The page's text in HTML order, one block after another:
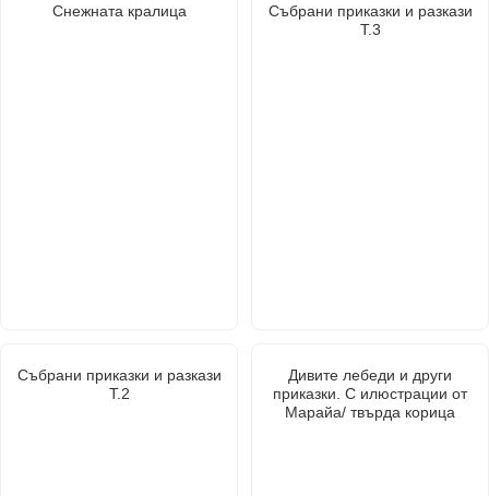
Снежната кралица
Събрани приказки и разкази
Т.3
Събрани приказки и разкази
Т.2
Дивите лебеди и други
приказки. С илюстрации от
Марайа/ твърда корица